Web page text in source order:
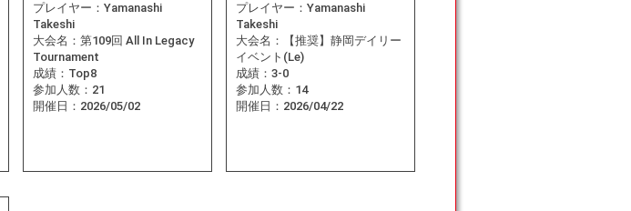
プレイヤー： Yamanashi
Takeshi
大会名： 第109回 All In Legacy
Tournament
成績： Top8
参加人数： 21
開催日： 2026/05/02
プレイヤー： Yamanashi
Takeshi
大会名：
【推奨】静岡デイリー
イベント(Le)
成績： 3-0
参加人数： 14
開催日： 2026/04/22